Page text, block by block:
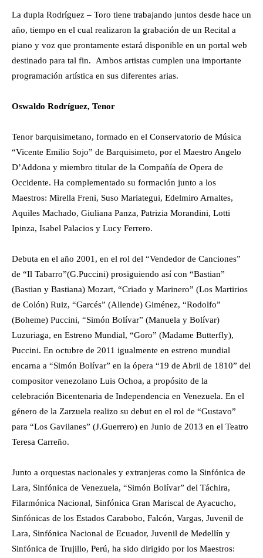
La dupla Rodríguez – Toro tiene trabajando juntos desde hace un
año, tiempo en el cual realizaron la grabación de un Recital a
piano y voz que prontamente estará disponible en un portal web
destinado para tal fin. Ambos artistas cumplen una importante
programación artística en sus diferentes arias.
Oswaldo Rodríguez, Tenor
Tenor barquisimetano, formado en el Conservatorio de Música
“Vicente Emilio Sojo” de Barquisimeto, por el Maestro Angelo
D’Addona y miembro titular de la Compañía de Opera de
Occidente. Ha complementado su formación junto a los
Maestros: Mirella Freni, Suso Mariategui, Edelmiro Arnaltes,
Aquiles Machado, Giuliana Panza, Patrizia Morandini, Lotti
Ipinza, Isabel Palacios y Lucy Ferrero.
Debuta en el año 2001, en el rol del “Vendedor de Canciones”
de “Il Tabarro”(G.Puccini) prosiguiendo así con “Bastian”
(Bastian y Bastiana) Mozart, “Criado y Marinero” (Los Martirios
de Colón) Ruiz, “Garcés” (Allende) Giménez, “Rodolfo”
(Boheme) Puccini, “Simón Bolívar” (Manuela y Bolívar)
Luzuriaga, en Estreno Mundial, “Goro” (Madame Butterfly),
Puccini. En octubre de 2011 igualmente en estreno mundial
encarna a “Simón Bolívar” en la ópera “19 de Abril de 1810” del
compositor venezolano Luis Ochoa, a propósito de la
celebración Bicentenaria de Independencia en Venezuela. En el
género de la Zarzuela realizo su debut en el rol de “Gustavo”
para “Los Gavilanes” (J.Guerrero) en Junio de 2013 en el Teatro
Teresa Carreño.
Junto a orquestas nacionales y extranjeras como la Sinfónica de
Lara, Sinfónica de Venezuela, “Simón Bolívar” del Táchira,
Filarmónica Nacional, Sinfónica Gran Mariscal de Ayacucho,
Sinfónicas de los Estados Carabobo, Falcón, Vargas, Juvenil de
Lara, Sinfónica Nacional de Ecuador, Juvenil de Medellín y
Sinfónica de Trujillo, Perú, ha sido dirigido por los Maestros: